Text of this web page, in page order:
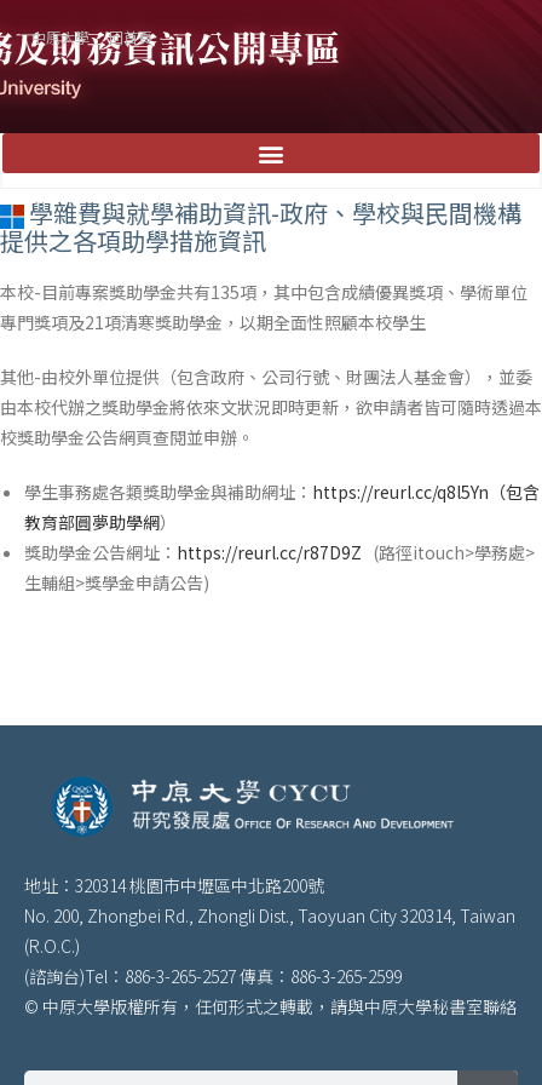
中原大學 回首頁
學雜費與就學補助資訊-政府、學校與民間機構
提供之各項助學措施資訊
本校-目前專案獎助學金共有135項，其中包含成績優異獎項、學術單位
專門獎項及21項清寒獎助學金，以期全面性照顧本校學生
其他-由校外單位提供（包含政府、公司行號、財團法人基金會），並委
由本校代辦之獎助學金將依來文狀況即時更新，欲申請者皆可隨時透過本
校獎助學金公告網頁查閱並申辦。
學生事務處各類獎助學金與補助網址： https://reurl.cc/q8l5Yn（包含
教育部圓夢助學網）
獎助學金公告網址： https://reurl.cc/r87D9Z (路徑itouch>學務處>
生輔組>獎學金申請公告)
地址：320314 桃園市中壢區中北路200號
No. 200, Zhongbei Rd., Zhongli Dist., Taoyuan City 320314, Taiwan
(R.O.C.)
(諮詢台)Tel：886-3-265-2527 傳真：886-3-265-2599
© 中原大學版權所有，任何形式之轉載，請與中原大學秘書室聯絡